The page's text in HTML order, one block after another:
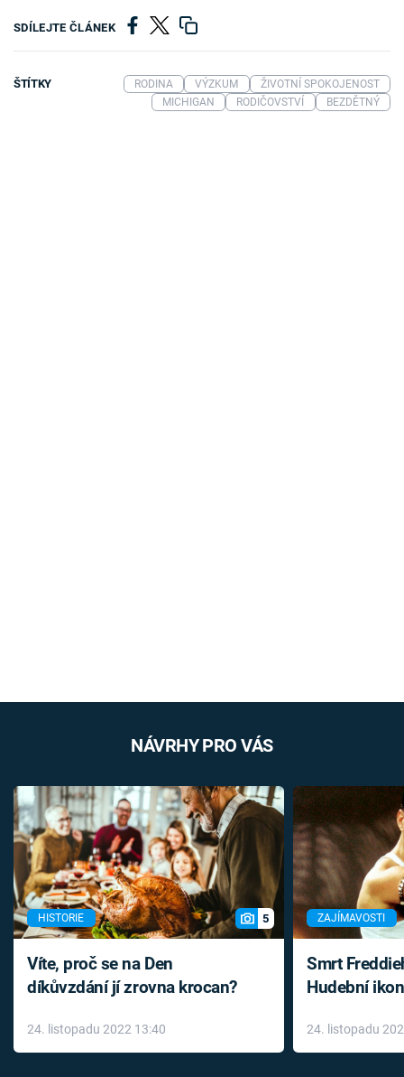
SDÍLEJTE ČLÁNEK
ŠTÍTKY RODINA VÝZKUM
ŽIVOTNÍ SPOKOJENOST
MICHIGAN
RODIČOVSTVÍ BEZDĚTNÝ
NÁVRHY PRO VÁS
HISTORIE 5
Víte, proč se na Den
díkůvzdání jí zrovna krocan?
24. listopadu 2022 13:40
ZAJÍMAVOSTI
Smrt
Hudební
léky
24. listopadu